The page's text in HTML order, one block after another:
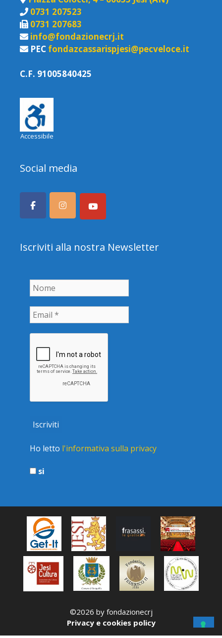
0731 207523
0731 207683
info@fondazionecrj.it
PEC fondazcassarispjesi@pecveloce.it
C.F. 91005840425
Accessibile
Social media
Iscriviti alla nostra Newsletter
Ho letto l'informativa sulla privacy
si
©2026 by fondazionecrj
Privacy e cookies policy